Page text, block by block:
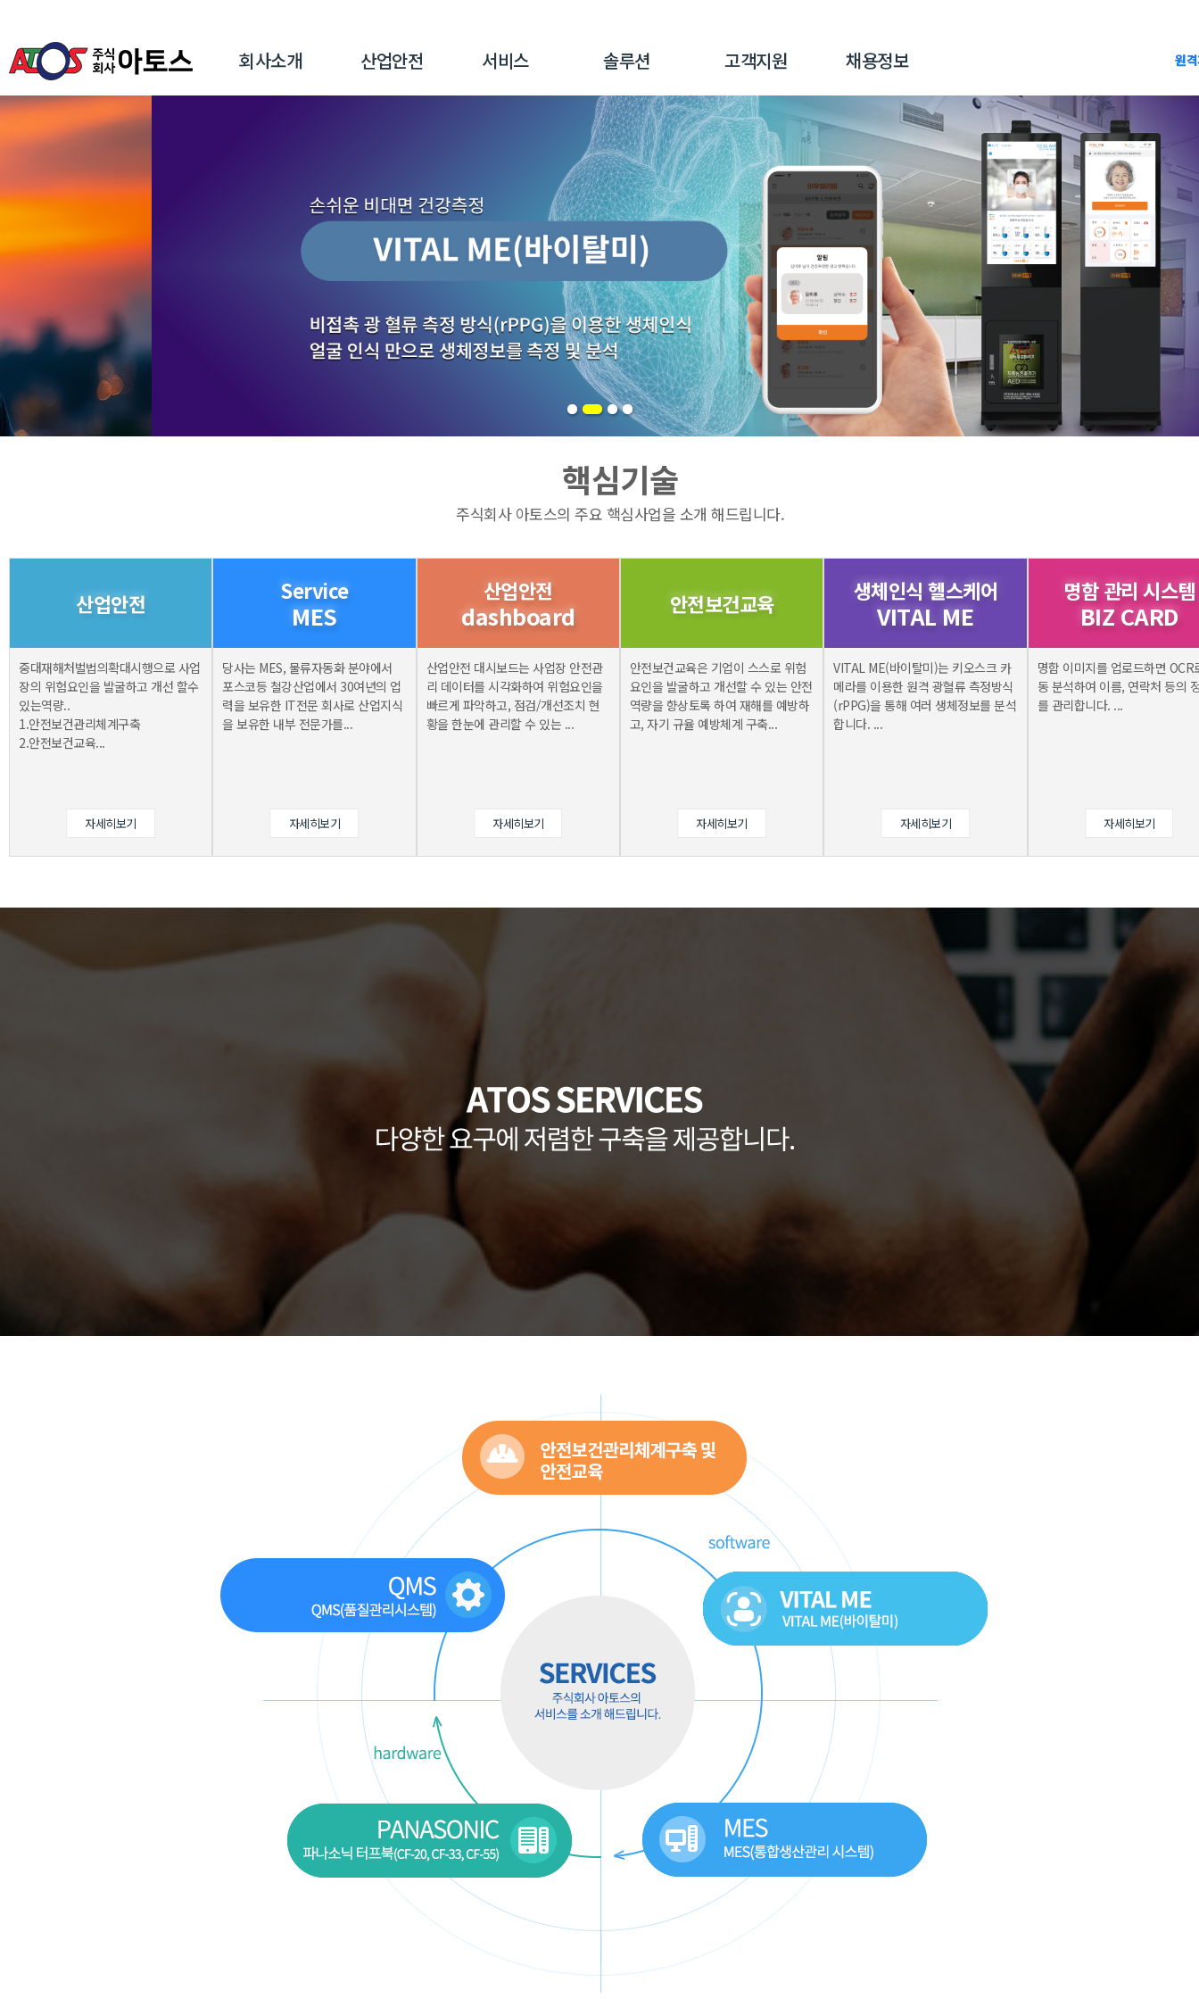
회사소개 산업안전 서비스 솔루션 고객지원 채용정보 원
핵심기술
주식회사 아토스의 주요 핵심사업을 소개 해드립니다.
산업안전
중대재해처벌법의확대시행으로 사업
장의 위험요인을 발굴하고 개선 할수
있는역량..
1.안전보건관리체계구축
2.안전보건교육...
자세히보기
Service
MES
당사는 MES, 물류자동화 분야에서
포스코등 철강산업에서 30여년의 업
력을 보유한 IT전문 회사로 산업지식
을 보유한 내부 전문가를...
자세히보기
산업안전
dashboard
산업안전 대시보드는 사업장 안전관
리 데이터를 시각화하여 위험요인을
빠르게 파악하고, 점검/개선조치 현
황을 한눈에 관리할 수 있는 ...
자세히보기
안전보건교육
안전보건교육은 기업이 스스로 위험
요인을 발굴하고 개선할 수 있는 안전
역량을 향상토록 하여 재해를 예방하
고, 자기 규율 예방체계 구축...
자세히보기
생체인식 헬스케어
VITAL ME
VITAL ME(바이탈미)는 키오스크 카
메라를 이용한 원격 광혈류 측정방식
(rPPG)을 통해 여러 생체정보를 분석
합니다. ...
자세히보기
명함 관리 시스템
BIZ CARD
명함 이미지를 업로드하면 OCR
동 분석하여 이름, 연락처 등의
를 관리합니다. ...
자세히보기